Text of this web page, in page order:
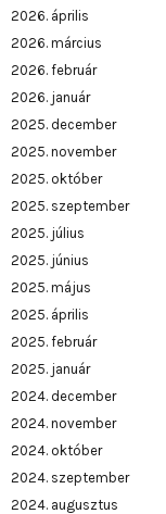
2026. április
2026. március
2026. február
2026. január
2025. december
2025. november
2025. október
2025. szeptember
2025. július
2025. június
2025. május
2025. április
2025. február
2025. január
2024. december
2024. november
2024. október
2024. szeptember
2024. augusztus